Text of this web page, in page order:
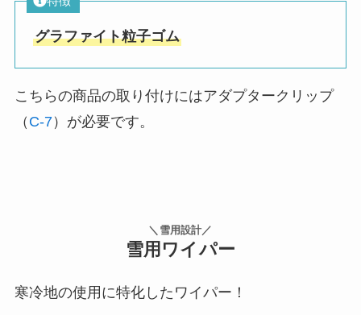
グラファイト粒子ゴム
こちらの商品の取り付けにはアダプタークリップ
（ C-7）が必要です。
＼雪用設計／
雪用ワイパー
寒冷地の使用に特化したワイパー！